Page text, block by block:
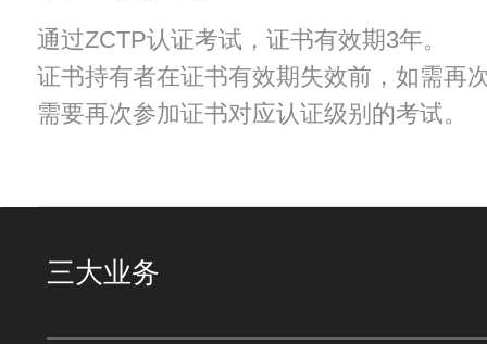
通过ZCTP认证考试，证书有效期3年。
证书持有者在证书有效期失效前，如需再
需要再次参加证书对应认证级别的考试。
三大业务